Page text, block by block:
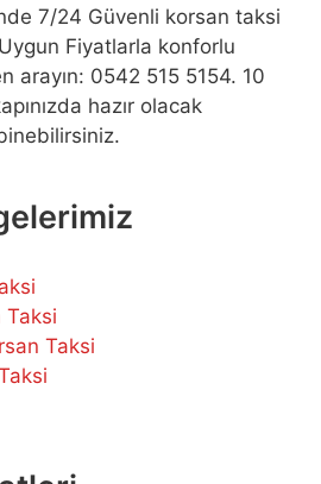
7/24 Güvenli korsan taksi
Fiyatlarla konforlu
arayın: 0542 515 5154. 10
hazır olacak
Taksi
Taksi